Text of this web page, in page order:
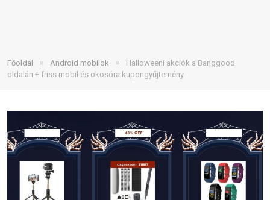
Főoldal » Android mobilok »
Halloweeni akciók a Banggood
oldalán + friss mobil és okosóra kupongyűjtemény